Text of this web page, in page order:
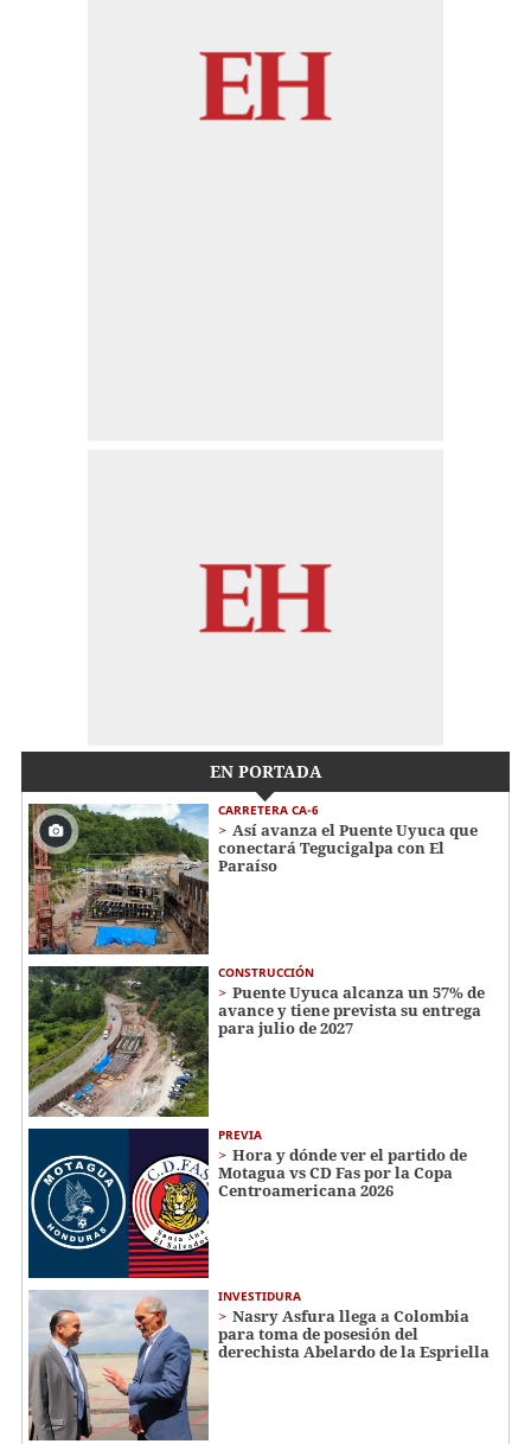
EN PORTADA
CARRETERA CA-6
Así avanza el Puente Uyuca que
conectará Tegucigalpa con El
Paraíso
CONSTRUCCIÓN
Puente Uyuca alcanza un 57% de
avance y tiene prevista su entrega
para julio de 2027
PREVIA
Hora y dónde ver el partido de
Motagua vs CD Fas por la Copa
Centroamericana 2026
INVESTIDURA
Nasry Asfura llega a Colombia
para toma de posesión del
derechista Abelardo de la Espriella